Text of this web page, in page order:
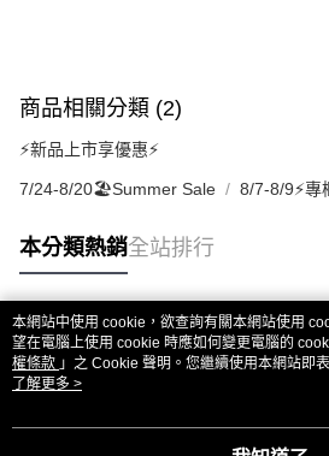
商品相關分類 (2)
⚡新品上市享優惠⚡
7/24-8/20🏖️Summer Sale 8/7-8/9⚡
本分類熱銷全站排行
熱門標籤
本網站中使用 cookie，欲查詢有關本網站使用
望在電腦上使用 cookie 時應如何變更電腦的
權條款 」之 Cookie 聲明。您繼續使用本網站即
用條款之 Cookie 聲明使用 cookie。
了解更多 >